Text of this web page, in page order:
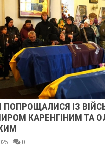
ІЗ
КАРЕНГІНИМ ТА
0